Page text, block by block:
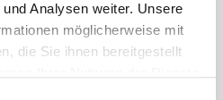
Analysen weiter. Unsere
möglicherweise mit
die Sie ihnen bereitgestellt